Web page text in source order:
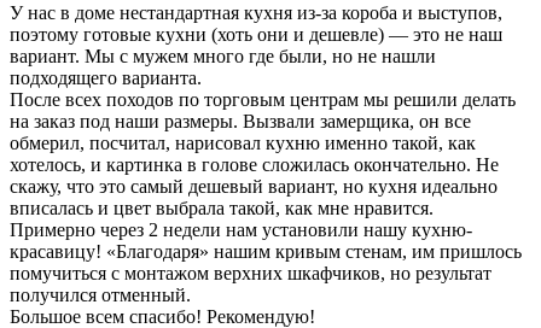
У нас в доме нестандартная кухня из-за короба и выступов,
поэтому готовые кухни (хоть они и дешевле) — это не наш
вариант. Мы с мужем много где были, но не нашли
подходящего варианта.
После всех походов по торговым центрам мы решили делать
на заказ под наши размеры. Вызвали замерщика, он все
обмерил, посчитал, нарисовал кухню именно такой, как
хотелось, и картинка в голове сложилась окончательно. Не
скажу, что это самый дешевый вариант, но кухня идеально
вписалась и цвет выбрала такой, как мне нравится.
Примерно через 2 недели нам установили нашу кухню-
красавицу! «Благодаря» нашим кривым стенам, им пришлось
помучиться с монтажом верхних шкафчиков, но результат
получился отменный.
Большое всем спасибо! Рекомендую!